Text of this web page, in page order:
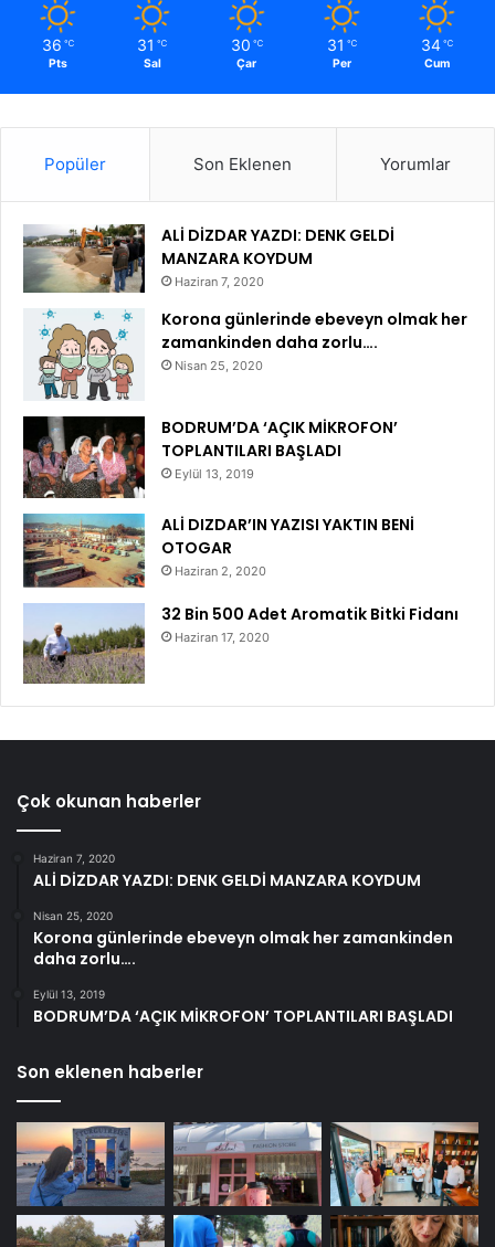
36 ℃
Pts
31 ℃
Sal
30 ℃
Çar
31 ℃
Per
34 ℃
Cum
Popüler Son Eklenen Yorumlar
ALİ DİZDAR YAZDI: DENK GELDİ
MANZARA KOYDUM
Haziran 7, 2020
Korona günlerinde ebeveyn olmak her
zamankinden daha zorlu….
Nisan 25, 2020
BODRUM’DA ‘AÇIK MİKROFON’
TOPLANTILARI BAŞLADI
Eylül 13, 2019
ALİ DIZDAR’IN YAZISI YAKTIN BENİ
OTOGAR
Haziran 2, 2020
32 Bin 500 Adet Aromatik Bitki Fidanı
Haziran 17, 2020
Çok okunan haberler
Haziran 7, 2020
ALİ DİZDAR YAZDI: DENK GELDİ MANZARA KOYDUM
Nisan 25, 2020
Korona günlerinde ebeveyn olmak her zamankinden
daha zorlu….
Eylül 13, 2019
BODRUM’DA ‘AÇIK MİKROFON’ TOPLANTILARI BAŞLADI
Son eklenen haberler